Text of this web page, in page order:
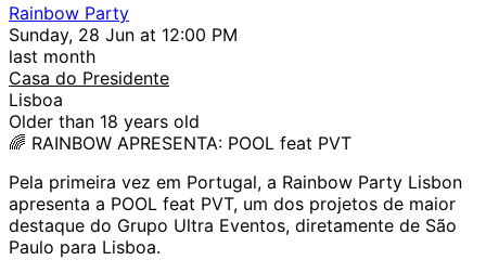
Rainbow Party
Sunday, 28 Jun at 12:00 PM
last month
Casa do Presidente
Lisboa
Older than 18 years old
🌈 RAINBOW APRESENTA: POOL feat PVT
Pela primeira vez em Portugal, a Rainbow Party Lisbon
apresenta a POOL feat PVT, um dos projetos de maior
destaque do Grupo Ultra Eventos, diretamente de São
Paulo para Lisboa.